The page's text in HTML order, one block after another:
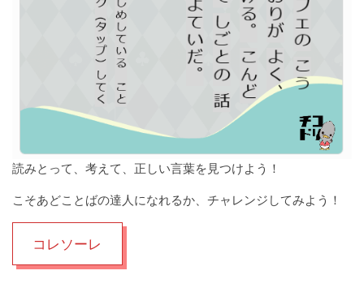
読みとって、考えて、正しい言葉を見つけよう！
こそあどことばの達人になれるか、チャレンジしてみよう！
コレソーレ